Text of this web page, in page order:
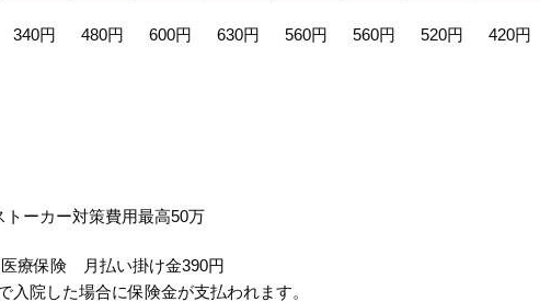
340円 480円 600円 630円 560円 560円 520円 420円
ーカー対策費用最高50万
療保険 月払い掛け金390円
院した場合に保険金が支払われます。